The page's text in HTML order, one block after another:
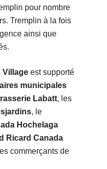
pour nombre
Tremplin à la fois
ainsi que
Villageest supporté
municipales
Labatt, les
, le
Hochelaga
Ricard Canada
commerçants de